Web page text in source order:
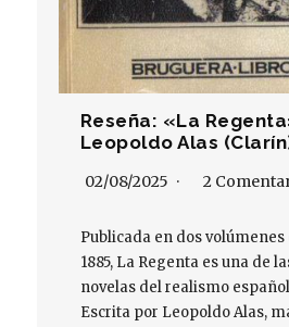
Reseña: «La
Leopoldo Alas
02/08/2025 2
Publicada en dos volúmenes
1885, La Regenta es una de
novelas del realismo
Escrita por Leopoldo Alas,